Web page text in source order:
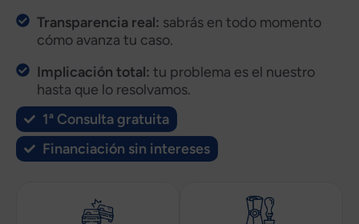
Transparencia real: sabrás en todo momento
cómo avanza tu caso.
Implicación total: tu problema es el nuestro
hasta que lo resolvamos.
1ª Consulta gratuita
Financiación sin intereses